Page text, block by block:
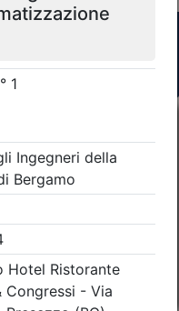
dei filtri ricerca
- Ordine:
dal
Feed RSS